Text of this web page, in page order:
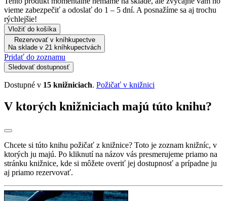
vieme zabezpečiť a odoslať do 1 – 5 dní. A posnažíme sa aj trochu
rýchlejšie!
Vložiť do košíka
Rezervovať v kníhkupectve
Na sklade v 21 kníhkupectvách
Pridať do zoznamu
Sledovať dostupnosť
Dostupné v 15 knižniciach. Požičať v knižnici
V ktorých knižniciach majú túto knihu?
Chcete si túto knihu požičať z knižnice? Toto je zoznam knižníc, v
ktorých ju majú. Po kliknutí na názov vás presmerujeme priamo na
stránku knižnice, kde si môžete overiť jej dostupnosť a prípadne ju
aj priamo rezervovať.